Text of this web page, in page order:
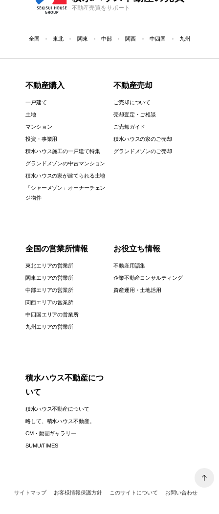
不動産売買をサポート
全国 東北 関東 中部 関西 中四国 九州
不動産購入
一戸建て
土地
マンション
投資・事業用
積水ハウス施工の一戸建て特集
グランドメゾンの中古マンション
積水ハウスの家が建てられる土地
「シャーメゾン」オーナーチェン
ジ物件
不動産売却
ご売却について
売却査定・ご相談
ご売却ガイド
積水ハウスの家のご売却
グランドメゾンのご売却
全国の営業所情報
東北エリアの営業所
関東エリアの営業所
中部エリアの営業所
関西エリアの営業所
中四国エリアの営業所
九州エリアの営業所
お役立ち情報
不動産用語集
企業不動産コンサルティング
資産運用・土地活用
積水ハウス不動産につ
いて
積水ハウス不動産について
略して、積水ハウス不動産。
CM・動画ギャラリー
SUMU/TIMES
サイトマップ お客様情報保護方針 このサイトについて お問い合わせ